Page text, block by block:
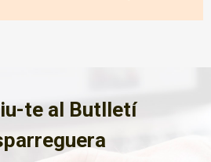
te al Butlletí